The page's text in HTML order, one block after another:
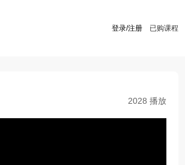
登录/注册 已购课程
2028 播放